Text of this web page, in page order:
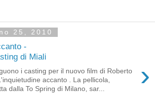
25, 2010
-
di Miali
›
i casting per il nuovo film di Roberto
accanto . La pellicola,
dalla To Spring di Milano, sar...